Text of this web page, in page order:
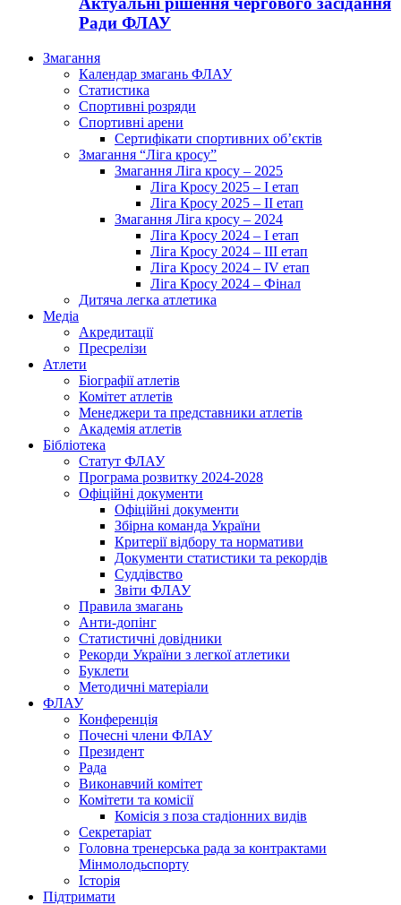
Ради ФЛАУ
Змагання
Календар змагань ФЛАУ
Статистика
Спортивні розряди
Спортивні арени
Сертифікати спортивних об’єктів
Змагання “Ліга кросу”
Змагання Ліга кросу – 2025
Ліга Кросу 2025 – I етап
Ліга Кросу 2025 – II етап
Змагання Ліга кросу – 2024
Ліга Кросу 2024 – I етап
Ліга Кросу 2024 – III етап
Ліга Кросу 2024 – IV етап
Ліга Кросу 2024 – Фінал
Дитяча легка атлетика
Медіа
Акредитації
Пресрелізи
Атлети
Біографії атлетів
Комітет атлетів
Менеджери та представники атлетів
Академія атлетів
Бібліотека
Статут ФЛАУ
Програма розвитку 2024-2028
Офіційні документи
Офіційні документи
Збірна команда України
Критерії відбору та нормативи
Документи статистики та рекордів
Суддівство
Звіти ФЛАУ
Правила змагань
Анти-допінг
Статистичні довідники
Рекорди України з легкої атлетики
Буклети
Методичні матеріали
ФЛАУ
Конференція
Почесні члени ФЛАУ
Президент
Рада
Виконавчий комітет
Комітети та комісії
Комісія з поза стадіонних видів
Секретаріат
Головна тренерська рада за контрактами
Мінмолодьспорту
Історія
Підтримати